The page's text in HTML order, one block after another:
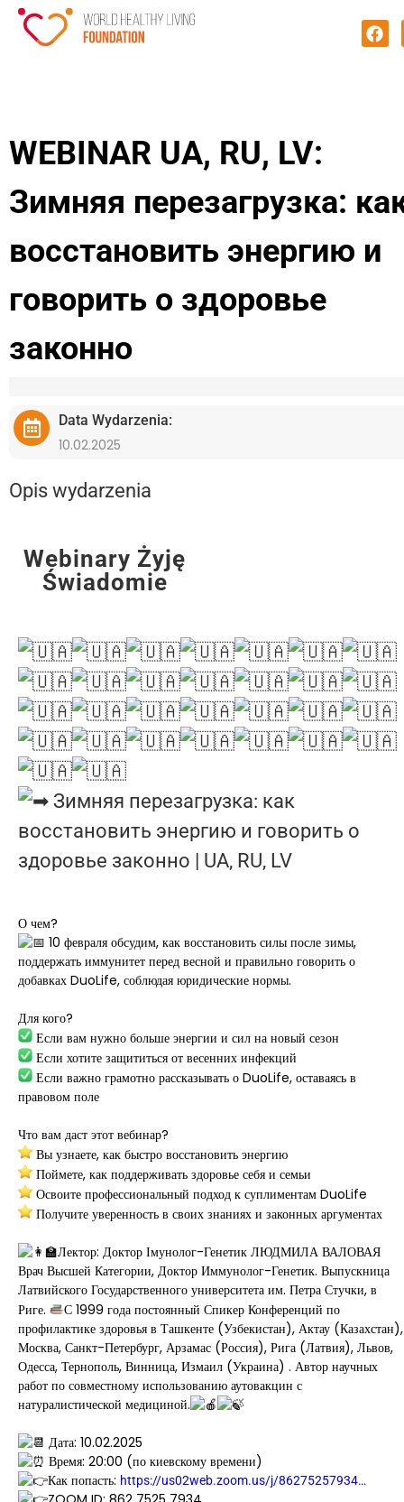
WEBINAR UA, RU, LV:
Зимняя перезагрузка:
восстановить энергию и
говорить о здоровье
законно
Data Wydarzenia:
10.02.2025
Opis wydarzenia
Webinary Żyję
Świadomie
Зимняя перезагрузка: как
восстановить энергию и говорить о
здоровье законно | UA, RU, LV
О чем?
10 февраля обсудим, как восстановить силы после зимы,
поддержать иммунитет перед весной и правильно говорить о
добавках DuoLife, соблюдая юридические нормы.
Для кого?
Если вам нужно больше энергии и сил на новый сезон
Если хотите защититься от весенних инфекций
Если важно грамотно рассказывать о DuoLife, оставаясь в
правовом поле
Что вам даст этот вебинар?
Вы узнаете, как быстро восстановить энергию
Поймете, как поддерживать здоровье себя и семьи
Освоите профессиональный подход к суплиментам DuoLife
Получите уверенность в своих знаниях и законных аргументах
Лектор: Доктор Імунолог-Генетик ЛЮДМИЛА ВАЛОВАЯ
Врач Высшей Категории, Доктор Иммунолог-Генетик. Выпускница
Латвийского Государственного университета им. Петра Стучки, в
Риге.
С 1999 года постоянный Спикер Конференций по
профилактике здоровья в Ташкенте (Узбекистан), Актау (Казахстан),
Москва, Санкт-Петербург, Арзамас (Россия), Рига (Латвия), Львов,
Одесса, Тернополь, Винница, Измаил (Украина) . Автор научных
работ по совместному использованию аутовакцин с
натуралистической медициной.
Дата: 10.02.2025
Время: 20:00 (по киевскому времени)
Как попасть: https://us02web.zoom.us/j/86275257934…